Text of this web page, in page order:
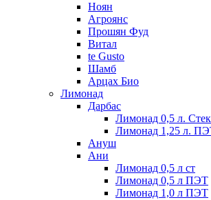
Ноян
Агроянс
Прошян Фуд
Витал
te Gusto
Шамб
Арцах Био
Лимонад
Дарбас
Лимонад 0,5 л.
Лимонад 1,25 л.
Ануш
Ани
Лимонад 0,5 л ст
Лимонад 0,5 л ПЭТ
Лимонад 1,0 л ПЭТ